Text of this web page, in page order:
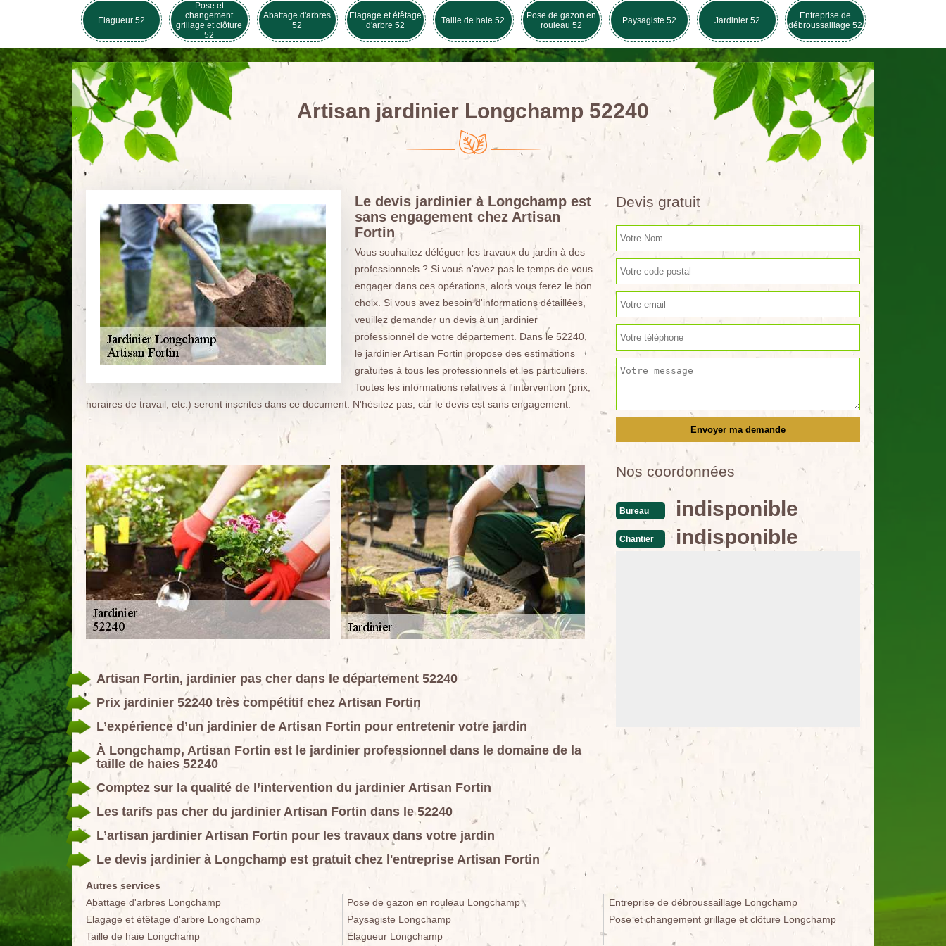
Elagueur 52
Pose et
changement
grillage et clôture
52
Abattage d'arbres
52
Elagage et étêtage
d'arbre 52
Taille de haie 52
Pose de gazon en
rouleau 52
Paysagiste 52 Jardinier 52
Entreprise de
débroussaillage 52
Artisan jardinier Longchamp 52240
Le devis jardinier à Longchamp est
sans engagement chez Artisan
Fortin
Vous souhaitez déléguer les travaux du jardin à des
professionnels ? Si vous n'avez pas le temps de vous
engager dans ces opérations, alors vous ferez le bon
choix. Si vous avez besoin d'informations détaillées,
veuillez demander un devis à un jardinier
professionnel de votre département. Dans le 52240,
le jardinier Artisan Fortin propose des estimations
gratuites à tous les professionnels et les particuliers.
Toutes les informations relatives à l'intervention (prix,
horaires de travail, etc.) seront inscrites dans ce document. N'hésitez pas, car le devis est sans engagement.
Artisan Fortin, jardinier pas cher dans le département 52240
Prix jardinier 52240 très compétitif chez Artisan Fortin
L’expérience d’un jardinier de Artisan Fortin pour entretenir votre jardin
À Longchamp, Artisan Fortin est le jardinier professionnel dans le domaine de la
taille de haies 52240
Comptez sur la qualité de l’intervention du jardinier Artisan Fortin
Les tarifs pas cher du jardinier Artisan Fortin dans le 52240
L’artisan jardinier Artisan Fortin pour les travaux dans votre jardin
Le devis jardinier à Longchamp est gratuit chez l'entreprise Artisan Fortin
Devis gratuit
Nos coordonnées
Bureau indisponible
Chantier indisponible
Autres services
Abattage d'arbres Longchamp
Elagage et étêtage d'arbre Longchamp
Taille de haie Longchamp
Pose de gazon en rouleau Longchamp
Paysagiste Longchamp
Elagueur Longchamp
Entreprise de débroussaillage Longchamp
Pose et changement grillage et clôture Longchamp